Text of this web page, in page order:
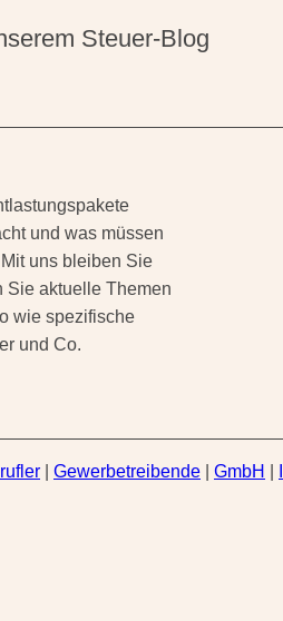
Steuer-Blog
und was müssen
uns bleiben Sie
Sie aktuelle Themen
wie spezifische
und Co.
Gewerbetreibende GmbH